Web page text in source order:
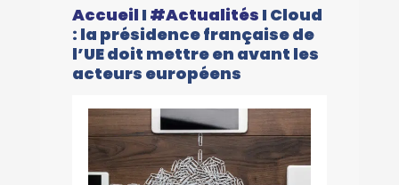
Accueil I #Actualités I Cloud
: la présidence française de
l’UE doit mettre en avant les
acteurs européens